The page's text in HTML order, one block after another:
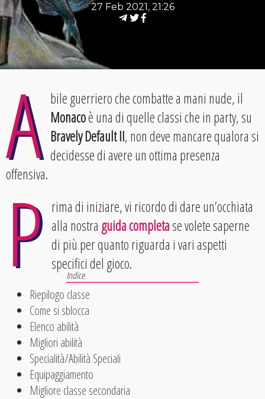
27 Feb 2021, 21:26
A bile guerriero che combatte a mani nude, il
Monacoè una di quelle classi che in party, su
Bravely Default II, non deve mancare qualora si
decidesse di avere un ottima presenza
offensiva.
P rima di iniziare, vi ricordo di dare un’occhiata
alla nostra guida completase volete saperne
di più per quanto riguarda i vari aspetti
specifici del gioco.
Riepilogo classe
Come si sblocca
Elenco abilità
Migliori abilità
Specialità/Abilità Speciali
Equipaggiamento
Migliore classe secondaria